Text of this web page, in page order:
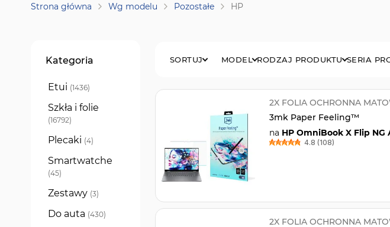
Strona główna Wg modelu Pozostałe HP
MODEL RODZAJ PRODUKTU SERIA
SORTUJ
2X FOLIA OCHRONNA
3mk Paper Feeling™
na HP OmniBook X Flip NG
4.8 (108)
2X FOLIA OCHRONNA
Kategoria
Etui 1436
produkty
Szkła i folie
16792
produkty
Plecaki 4
produkty
Smartwatche
45
produkty
Zestawy 3
produkty
Do auta 430
produkty